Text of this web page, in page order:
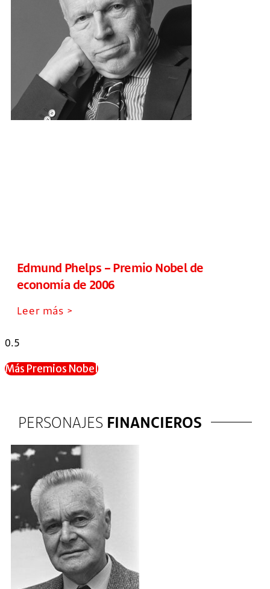
Edmund Phelps – Premio Nobel de
economía de 2006
Leer más >
Más Premios Nobel
PERSONAJES FINANCIEROS